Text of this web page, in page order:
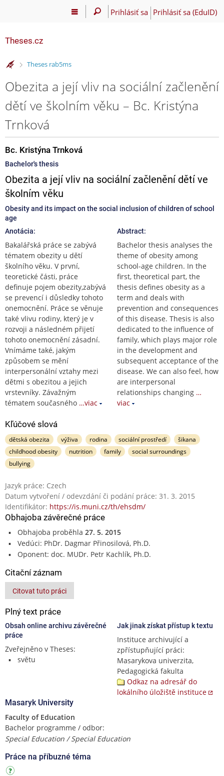
Prihlásiť sa Prihlásiť sa (EduID)
Theses.cz
>
Theses rab5ms
Obezita a její vliv na sociální začlenění
dětí ve školním věku – Bc. Kristýna
Trnková
Bc. Kristýna Trnková
Bachelor's thesis
Obezita a její vliv na sociální začlenění dětí ve
školním věku
Obesity and its impact on the social inclusion of children of school
age
Anotácia:
Bakalářská práce se zabývá
tématem obezity u dětí
školního věku. V první,
teoretické části, práce
definuje pojem obezity,zabývá
se prevencí i důsledky tohoto
onemocnění. Práce se věnuje
také vlivu rodiny, který je v
rozvoji a následném přijetí
tohoto onemocnění zásadní.
Vnímáme také, jakým
způsobem se mění
interpersonální vztahy mezi
dětmi s obezitou a jejich
vrstevníky. Závažným
tématem současného …viac
Abstract:
Bachelor thesis analyses the
theme of obesity among
school-age children. In the
first, theoretical part, the
thesis defines obesity as a
term and deals with
prevention and consequences
of this disease. Thesis is also
dedicated to the influence of
family, which plays major role
in the development and
subsequent acceptance of the
disease. We can also feel, how
are interpersonal
relationships changing …
viac
Kľúčové slová
dětská obezita výživa rodina sociální prostředí
šikana
childhood obesity
nutrition family
social surroundings
bullying
Jazyk práce: Czech
Datum vytvoření / odevzdání či podání práce: 31. 3. 2015
Identifikátor: https://is.muni.cz/th/ehsdm/
Obhajoba závěrečné práce
Obhajoba proběhla 27. 5. 2015
Vedúci: PhDr. Dagmar Přinosilová, Ph.D.
Oponent: doc. MUDr. Petr Kachlík, Ph.D.
Citační záznam
Citovat tuto práci
Plný text práce
Obsah online archivu závěrečné
práce
Zveřejněno v Theses:
světu
Jak jinak získat přístup k textu
Instituce archivující a
zpřístupňující práci:
Masarykova univerzita,
Pedagogická fakulta
Odkaz na adresář do
lokálního úložiště instituce
Masaryk University
Faculty of Education
Bachelor programme / odbor:
Special Education / Special Education
Práce na příbuzné téma